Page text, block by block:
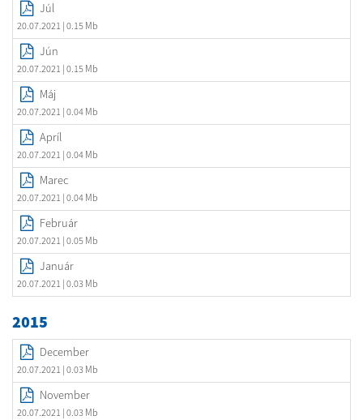
Júl
20.07.2021 | 0.15 Mb
Jún
20.07.2021 | 0.15 Mb
Máj
20.07.2021 | 0.04 Mb
Apríl
20.07.2021 | 0.04 Mb
Marec
20.07.2021 | 0.04 Mb
Február
20.07.2021 | 0.05 Mb
Január
20.07.2021 | 0.03 Mb
2015
December
20.07.2021 | 0.03 Mb
November
20.07.2021 | 0.03 Mb